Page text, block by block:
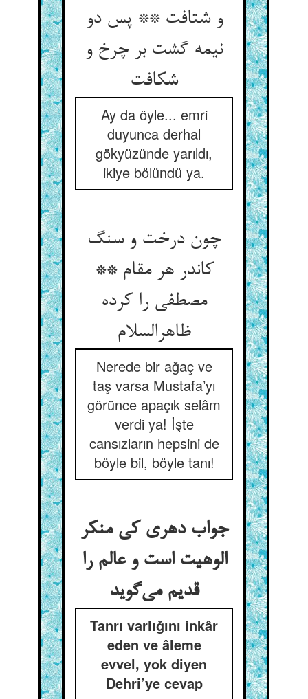
و شتافت ** پس دو
نیمه گشت بر چرخ و
شکافت
Ay da öyle... emri
duyunca derhal
gökyüzünde yarıldı,
ikiye bölündü ya.
چون درخت و سنگ
کاندر هر مقام **
مصطفی را کرده
ظاهرالسلام
Nerede bir ağaç ve
taş varsa Mustafa’yı
görünce apaçık selâm
verdi ya! İşte
cansızların hepsini de
böyle bil, böyle tanı!
جواب دهری کی منکر
الوهیت است و عالم را
قدیم می‌گوید
Tanrı varlığını inkâr
eden ve âleme
evvel, yok diyen
Dehri’ye cevap